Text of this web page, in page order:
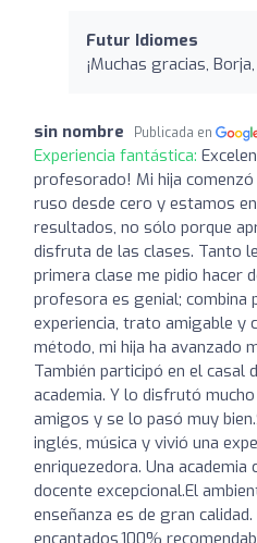
Futur Idiomes
¡Muchas gracias,
sin nombre Publicada en
Experiencia fantástica:
profesorado! Mi hija
ruso desde cero y estamos
resultados, no sólo porque
disfruta de las clases. Tanto
primera clase me pidio hacer
profesora es genial; combina
experiencia, trato amigable y
método, mi hija ha avanzado
También participó en el casal
academia. Y lo disfrutó
amigos y se lo pasó muy
inglés, música y vivió una
enriquezedora. Una
docente excepcional.El
enseñanza es de gran
encantados,100%